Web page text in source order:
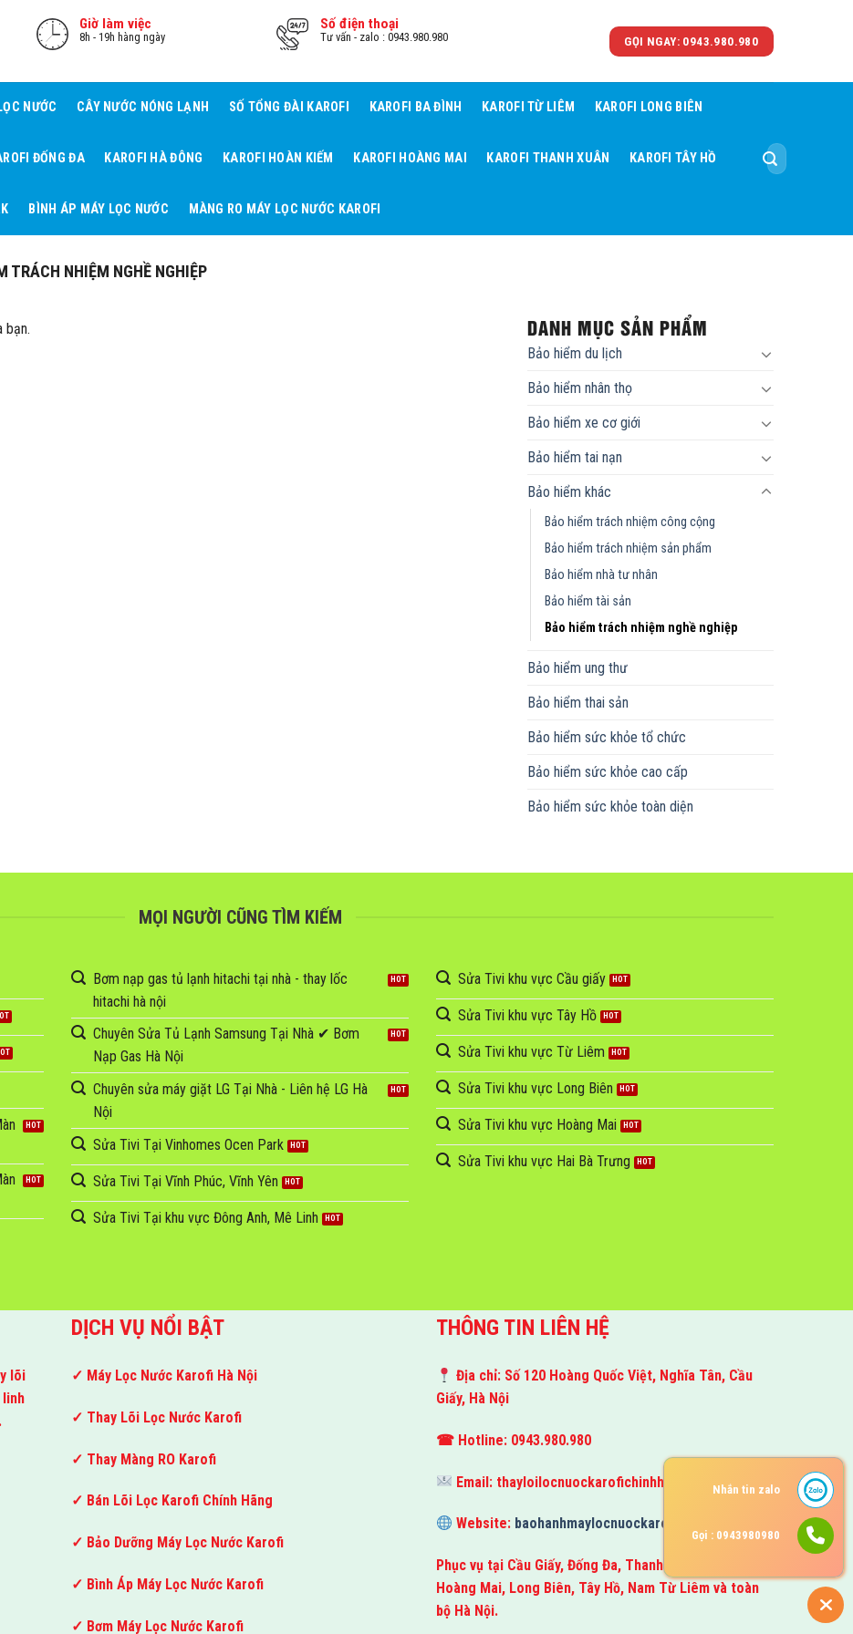
Giờ làm việc
8h - 19h hàng ngày
Số điện thoại
Tư vấn - zalo : 0943.980.980 GỌI NGAY: 0943.980.980
NƯỚC CÂY NƯỚC NÓNG LẠNH SỐ TỔNG ĐÀI KAROFI KAROFI BA ĐÌNH KAROFI TỪ LIÊM KAROFI LONG BIÊN
ĐỐNG ĐA KAROFI HÀ ĐÔNG KAROFI HOÀN KIẾM KAROFI HOÀNG MAI KAROFI THANH XUÂN KAROFI TÂY HỒ
BÌNH ÁP MÁY LỌC NƯỚC MÀNG RO MÁY LỌC NƯỚC KAROFI
Tìm
kiếm:
TRÁCH NHIỆM NGHỀ NGHIỆP
bạn. DANH MỤC SẢN PHẨM
Bảo hiểm du lịch
Bảo hiểm nhân thọ
Bảo hiểm xe cơ giới
Bảo hiểm tai nạn
Bảo hiểm khác
Bảo hiểm trách nhiệm công cộng
Bảo hiểm trách nhiệm sản phẩm
Bảo hiểm nhà tư nhân
Bảo hiểm tài sản
Bảo hiểm trách nhiệm nghề nghiệp
Bảo hiểm ung thư
Bảo hiểm thai sản
Bảo hiểm sức khỏe tổ chức
Bảo hiểm sức khỏe cao cấp
Bảo hiểm sức khỏe toàn diện
MỌI NGƯỜI CŨNG TÌM KIẾM
Bơm nạp gas tủ lạnh hitachi tại nhà - thay lốc
hitachi hà nội
Chuyên Sửa Tủ Lạnh Samsung Tại Nhà ✔ Bơm
Nạp Gas Hà Nội
Chuyên sửa máy giặt LG Tại Nhà - Liên hệ LG Hà
Nội
Sửa Tivi Tại Vinhomes Ocen Park
Sửa Tivi Tại Vĩnh Phúc, Vĩnh Yên
Sửa Tivi Tại khu vực Đông Anh, Mê Linh
Sửa Tivi khu vực Cầu giấy
Sửa Tivi khu vực Tây Hồ
Sửa Tivi khu vực Từ Liêm
Sửa Tivi khu vực Long Biên
Sửa Tivi khu vực Hoàng Mai
Sửa Tivi khu vực Hai Bà Trưng
lõi
linh
DỊCH VỤ NỔI BẬT
✓ Máy Lọc Nước Karofi Hà Nội
✓ Thay Lõi Lọc Nước Karofi
✓ Thay Màng RO Karofi
✓ Bán Lõi Lọc Karofi Chính Hãng
✓ Bảo Dưỡng Máy Lọc Nước Karofi
✓ Bình Áp Máy Lọc Nước Karofi
✓ Bơm Máy Lọc Nước Karofi
THÔNG TIN LIÊN HỆ
Địa chỉ: Số 120 Hoàng Quốc Việt, Nghĩa Tân, Cầu
Giấy, Hà Nội
☎ Hotline: 0943.980.980
Email: thayloilocnuockarofichinhhang@gmail.com
Website: baohanhmaylocnuockarofi.com
Phục vụ tại Cầu Giấy, Đống Đa, Thanh Xuân, Hà Đông,
Hoàng Mai, Long Biên, Tây Hồ, Nam Từ Liêm và toàn
bộ Hà Nội.
Nhắn tin zalo
Gọi : 0943980980